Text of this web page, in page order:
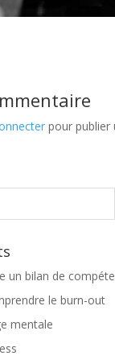
pour publier
un bilan de
le burn-out
mentale